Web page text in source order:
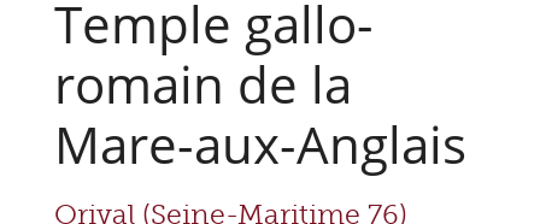
Temple gallo-
romain de la
Mare-aux-Anglais
Orival (Seine-Maritime 76)